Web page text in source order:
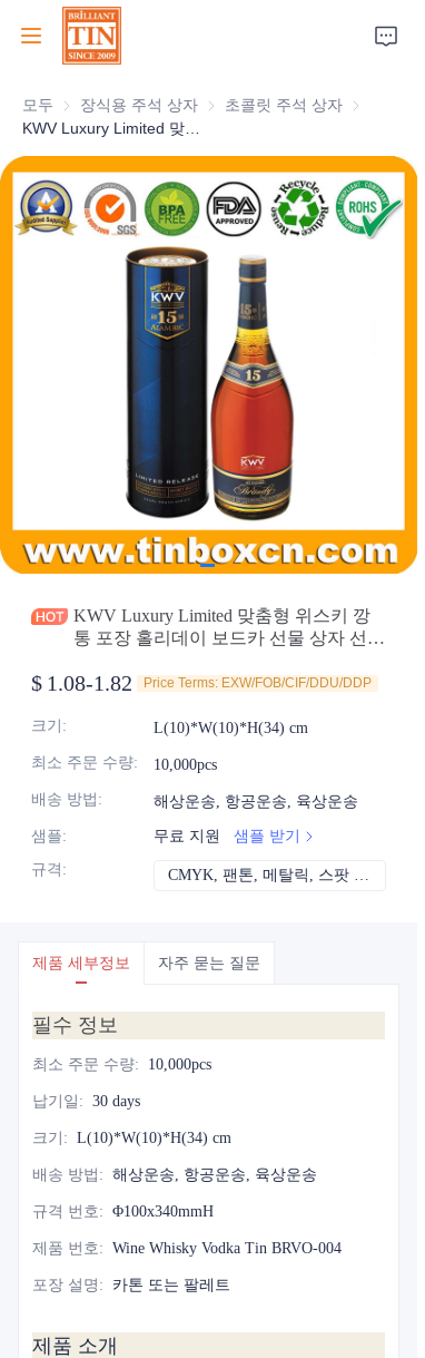
모두 장식용 주석 상자 장식용 주석 상자
초콜릿 주석 상자 초콜릿 주석
KWV Luxury Limited 맞춤형 위스키 깡
통 포장 홀리데이 보드카 선물 상자 선택
$ 1.08-1.82 Price Terms: EXW/FOB/CIF/DDU/DDP
크기 : L(10)*W(10)*H(34) cm
최소 주문 수량: 10,000pcs
배송 방법 : 해상운송, 항공운송, 육상운송
샘플: 무료 지원
샘플 받기
규격 : CMYK, 팬톤, 메탈릭, 스팟 컬러 등
제품 세부정보 자주 묻는 질문
필수 정보
최소 주문 수량: 10,000pcs
납기일 : 30 days
크기 : L(10)*W(10)*H(34) cm
배송 방법 : 해상운송, 항공운송, 육상운송
규격 번호: Φ100x340mmH
제품 번호: Wine Whisky Vodka Tin BRVO-004
포장 설명 : 카톤 또는 팔레트
제품 소개
집
회사
제품
소식